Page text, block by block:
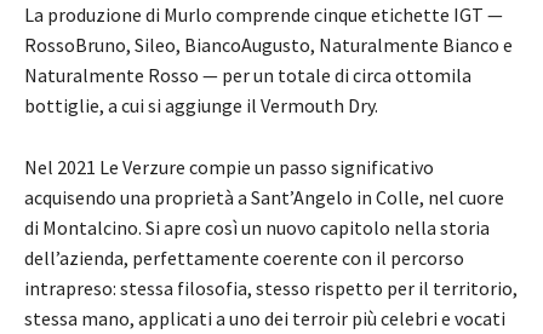
La produzione di Murlo comprende cinque etichette IGT —
RossoBruno, Sileo, BiancoAugusto, Naturalmente Bianco e
Naturalmente Rosso — per un totale di circa ottomila
bottiglie, a cui si aggiunge il Vermouth Dry.
Nel 2021 Le Verzure compie un passo significativo
acquisendo una proprietà a Sant’Angelo in Colle, nel cuore
di Montalcino. Si apre così un nuovo capitolo nella storia
dell’azienda, perfettamente coerente con il percorso
intrapreso: stessa filosofia, stesso rispetto per il territorio,
stessa mano, applicati a uno dei terroir più celebri e vocati